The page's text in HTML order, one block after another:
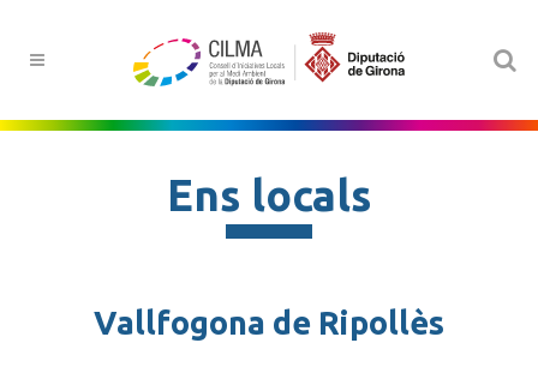
Ens locals
Vallfogona de Ripollès